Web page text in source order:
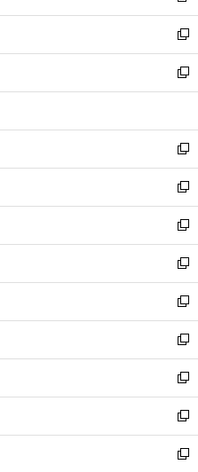
開
く
ウ
で
開
く
ン
ド
ウ
で
開
ウ
ィ
ン
ド
ウ
開
く
し
い
ウ
ィ
ン
ウ
で
開
く
新
し
い
ウ
ン
ド
ウ
で
開
く
新
し
ウ
ィ
ン
ド
ウ
で
開
く
新
し
い
ウ
ィ
ン
ド
ウ
で
開
く
新
し
い
ウ
ィ
ン
ド
ウ
で
開
く
新
し
い
ウ
ィ
ン
ド
ウ
で
開
く
新
し
い
ウ
ィ
ン
ド
ウ
で
開
く
新
し
い
ウ
ィ
ン
ド
ウ
で
新
し
い
ウ
ィ
ン
ド
新
し
い
ウ
ィ
新
し
い
新